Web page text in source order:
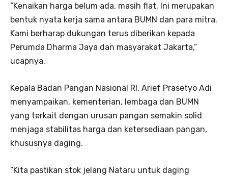
“Kenaikan harga belum ada, masih flat. Ini merupakan
bentuk nyata kerja sama antara BUMN dan para mitra.
Kami berharap dukungan terus diberikan kepada
Perumda Dharma Jaya dan masyarakat Jakarta,”
ucapnya.
Kepala Badan Pangan Nasional RI, Arief Prasetyo Adi
menyampaikan, kementerian, lembaga dan BUMN
yang terkait dengan urusan pangan semakin solid
menjaga stabilitas harga dan ketersediaan pangan,
khususnya daging.
“Kita pastikan stok jelang Nataru untuk daging